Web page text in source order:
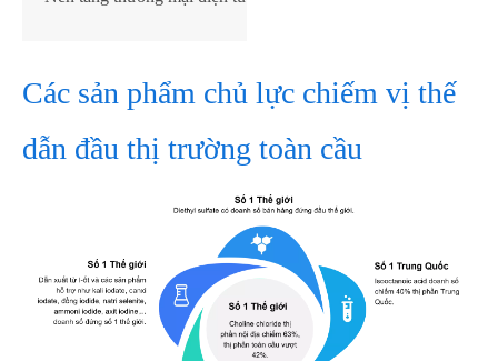
Các sản phẩm chủ lực chiếm vị thế
dẫn đầu thị trường toàn cầu